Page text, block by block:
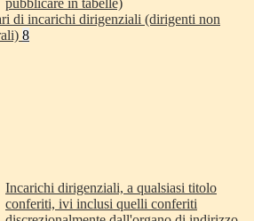
pubblicare in tabelle)
di incarichi dirigenziali (dirigenti non
8
Incarichi dirigenziali, a qualsiasi titolo
conferiti, ivi inclusi quelli conferiti